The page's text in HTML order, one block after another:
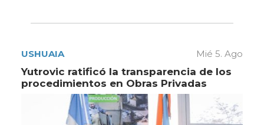
USHUAIA Mié 5. Ago
Yutrovic ratificó la transparencia de los
procedimientos en Obras Privadas